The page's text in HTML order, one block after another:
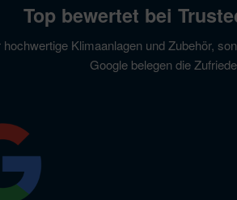
Top bewertet bei
Klimaanlagen und Zubehör,
Google belegen die